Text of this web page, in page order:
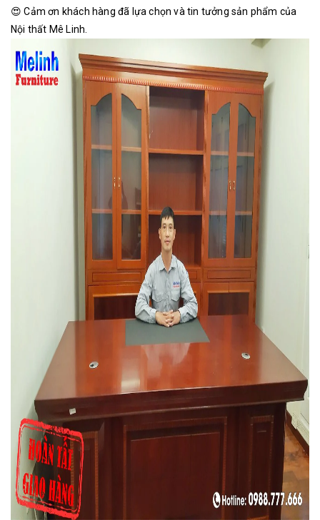
😍 Cảm ơn khách hàng đã lựa chọn và tin tưởng sản phẩm của
Nội thất Mê Linh.